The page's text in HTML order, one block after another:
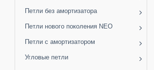
Петли без амортизатора
Петли нового поколения NEO
Петли с амортизатором
Угловые петли